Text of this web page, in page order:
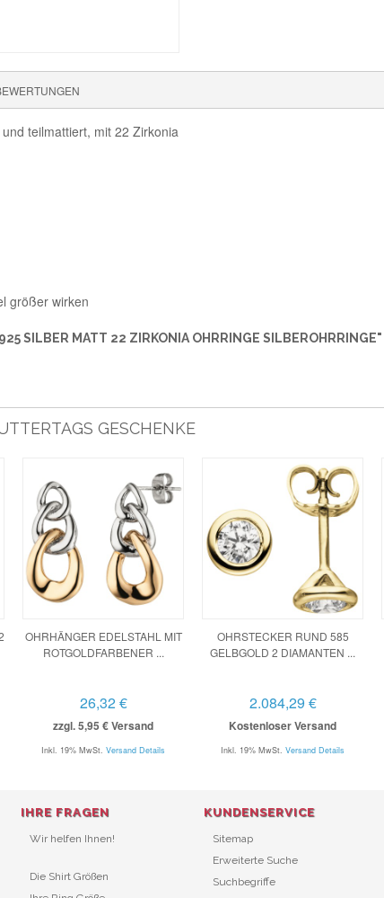
teilmattiert, mit 22 Zirkonia
größer wirken
SILBER MATT 22 ZIRKONIA OHRRINGE SILBEROHRRINGE"
GESCHENKE
OHRHÄNGER EDELSTAHL MIT
ROTGOLDFARBENER ...
26,32 €
zzgl. 5,95 € Versand
Inkl. 19% MwSt. Versand Details
OHRSTECKER RUND 585
GELBGOLD 2 DIAMANTEN ...
2.084,29 €
Kostenloser Versand
Inkl. 19% MwSt. Versand Details
IHRE FRAGEN
Wir helfen Ihnen!
Die Shirt Größen
KUNDENSERVICE
Sitemap
Erweiterte Suche
Suchbegriffe